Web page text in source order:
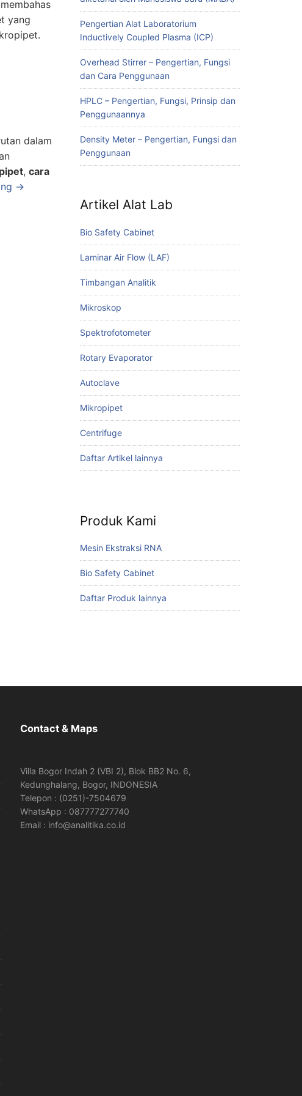
yang
dalam
, cara
→
Pengertian Alat Laboratorium
Inductively Coupled Plasma (ICP)
Overhead Stirrer – Pengertian, Fungsi
dan Cara Penggunaan
HPLC – Pengertian, Fungsi, Prinsip dan
Penggunaannya
Density Meter – Pengertian, Fungsi dan
Penggunaan
Artikel Alat Lab
Bio Safety Cabinet
Laminar Air Flow (LAF)
Timbangan Analitik
Mikroskop
Spektrofotometer
Rotary Evaporator
Autoclave
Mikropipet
Centrifuge
Daftar Artikel lainnya
Produk Kami
Mesin Ekstraksi RNA
Bio Safety Cabinet
Daftar Produk lainnya
Contact & Maps
Villa Bogor Indah 2 (VBI 2), Blok BB2 No. 6,
Kedunghalang, Bogor, INDONESIA
Telepon : (0251)-7504679
WhatsApp : 087777277740
Email : info@analitika.co.id